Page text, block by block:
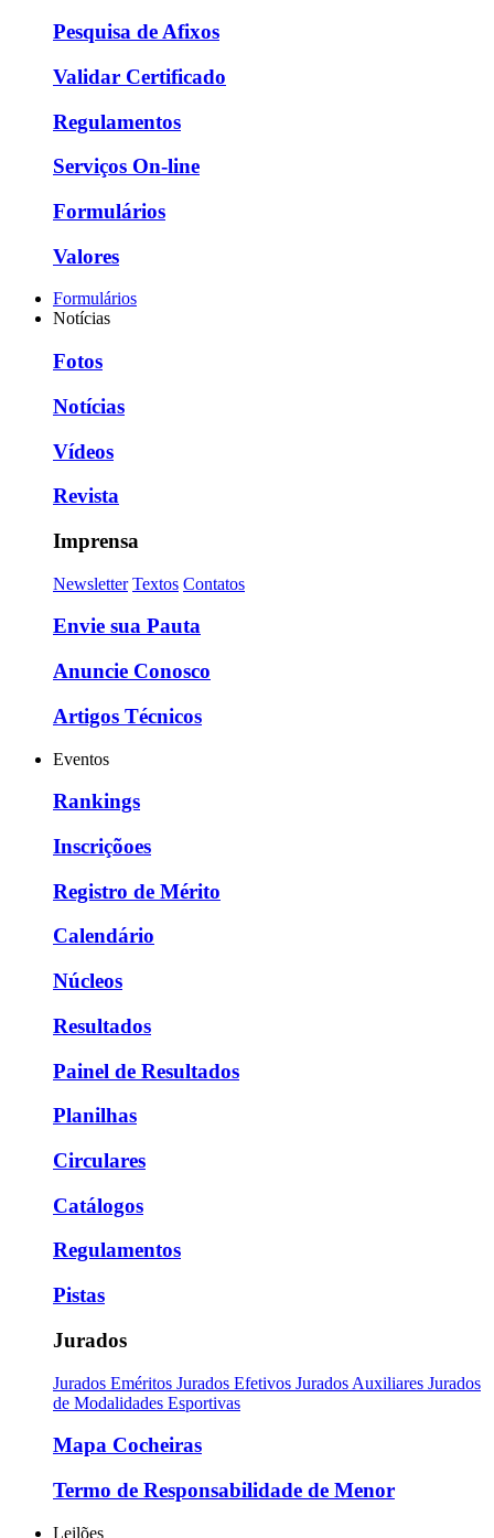
Pesquisa de Afixos
Validar Certificado
Regulamentos
Serviços On-line
Formulários
Valores
Formulários
Notícias
Fotos
Notícias
Vídeos
Revista
Imprensa
Newsletter Textos Contatos
Envie sua Pauta
Anuncie Conosco
Artigos Técnicos
Eventos
Rankings
Inscriçõoes
Registro de Mérito
Calendário
Núcleos
Resultados
Painel de Resultados
Planilhas
Circulares
Catálogos
Regulamentos
Pistas
Jurados
Jurados Eméritos Jurados Efetivos Jurados Auxiliares Jurados
de Modalidades Esportivas
Mapa Cocheiras
Termo de Responsabilidade de Menor
Leilões